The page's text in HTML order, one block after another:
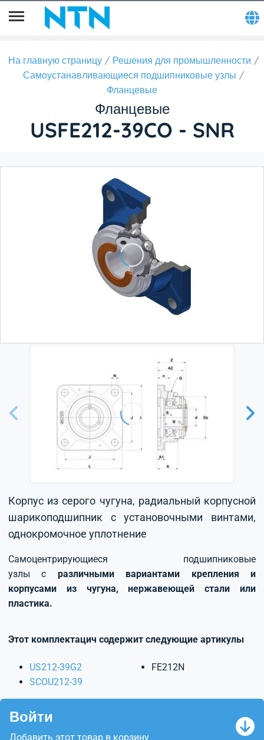
На главную страницу
Решения для промышленности
Самоустанавливающиеся подшипниковые узлы
Фланцевые
Фланцевые
USFE212-39CO - SNR
Корпус из серого чугуна, радиальный корпусной
шарикоподшипник с установочными винтами,
однокромочное уплотнение
Самоцентрирующиеся подшипниковые
узлы с различными вариантами крепления и
корпусами из чугуна, нержавеющей стали или
пластика.
Этот комплектацич содержит следующие артикулы
US212-39G2
SCOU212-39
FE212N
Войти
Добавить этот товар в корзину